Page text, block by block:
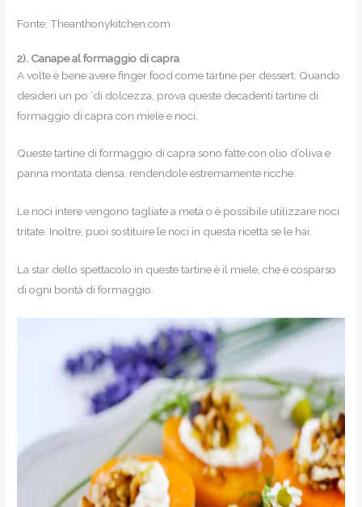
Fonte: Theanthonykitchen.com
2). Canape al formaggio di capra
A volte è bene avere finger food come tartine per dessert. Quando
desideri un po ‘di dolcezza, prova queste decadenti tartine di
formaggio di capra con miele e noci.
Queste tartine di formaggio di capra sono fatte con olio d’oliva e
panna montata densa, rendendole estremamente ricche.
Le noci intere vengono tagliate a metà o è possibile utilizzare noci
tritate. Inoltre, puoi sostituire le noci in questa ricetta se le hai.
La star dello spettacolo in queste tartine è il miele, che è cosparso
di ogni bontà di formaggio.